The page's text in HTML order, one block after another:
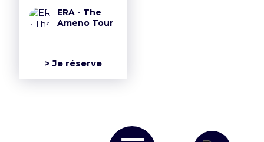
ERA - The
Ameno Tour
> Je réserve